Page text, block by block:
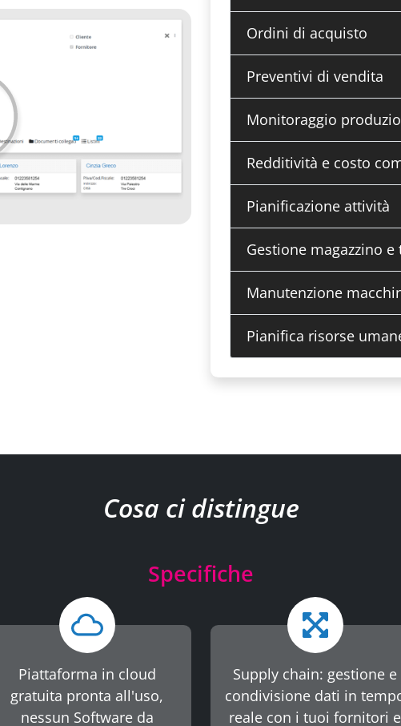
Ordini di acquisto
Preventivi di vendita
Monitoraggio
Redditività e costo
Pianificazione attività
Gestione magazzino
Manutenzione
Pianifica risorse
Cosa ci distingue
Specifiche
Piattaforma in cloud
gratuita pronta all'uso,
nessun Software da
Supply chain: gestione e
condivisione dati in
reale con i tuoi fornitori e